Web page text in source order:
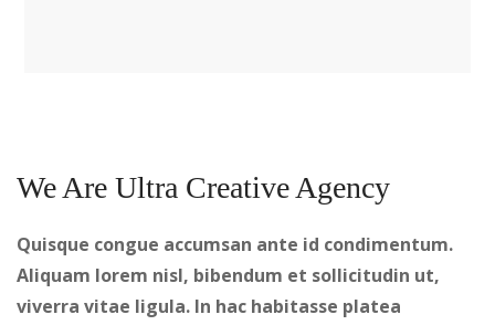
We Are Ultra Creative Agency
Quisque congue accumsan ante id condimentum.
Aliquam lorem nisl, bibendum et sollicitudin ut,
viverra vitae ligula. In hac habitasse platea